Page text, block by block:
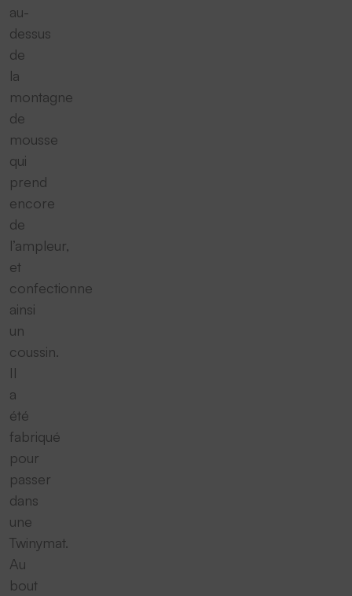
au-
dessus
de
la
montagne
de
mousse
qui
prend
encore
de
l’ampleur,
et
confectionne
ainsi
un
coussin.
Il
a
été
fabriqué
pour
passer
dans
une
Twinymat.
Au
bout